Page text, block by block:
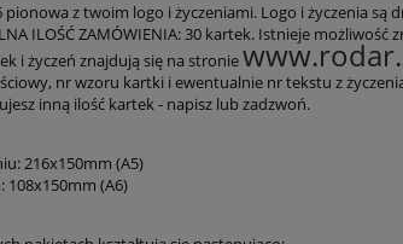
pionowa z twoim logo i życzeniami. Logo i życzenia
ILOŚĆ ZAMÓWIENIA: 30 kartek. Istnieje
i życzeń znajdują się na stronie
nr wzoru kartki i ewentualnie nr tekstu z
inną ilość kartek - napisz lub zadzwoń.
216x150mm (A5)
108x150mm (A6)